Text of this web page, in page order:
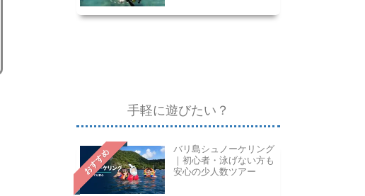
手軽に遊びたい？
おすすめ
バリ島シュノーケリング
｜初心者・泳げない方も
安心の少人数ツアー